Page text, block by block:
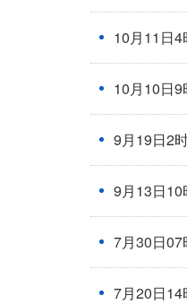
10月11日
10月10日
9月19日2
9月13日
7月30日
7月20日